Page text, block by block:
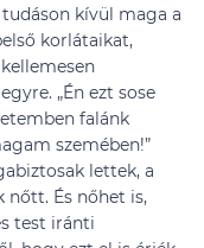
kívül maga a
korlátaikat,
„Én ezt sose
falánk
szemében!”
lettek, a
És nőhet is,
test iránti